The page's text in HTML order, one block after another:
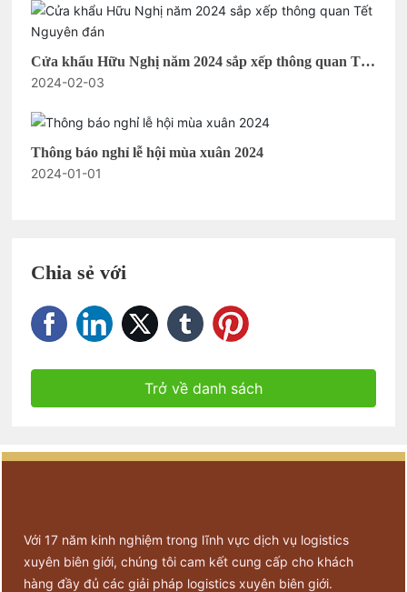
Cửa khẩu Hữu Nghị năm 2024 sắp xếp thông quan Tết
Nguyên đán
2024-02-03
Thông báo nghỉ lễ hội mùa xuân 2024
2024-01-01
Chia sẻ với
Trở về danh sách
Với 17 năm kinh nghiệm trong lĩnh vực dịch vụ logistics
xuyên biên giới, chúng tôi cam kết cung cấp cho khách
hàng đầy đủ các giải pháp logistics xuyên biên giới.